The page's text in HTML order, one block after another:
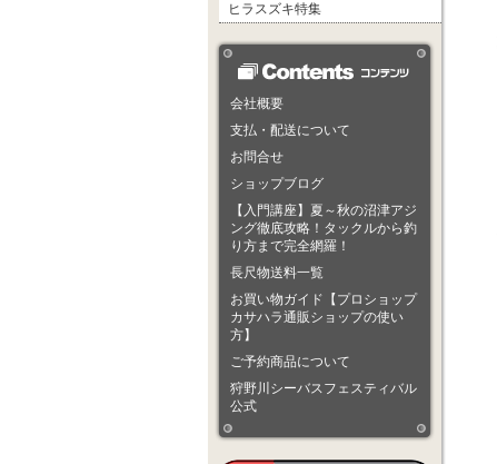
ヒラスズキ特集
会社概要
支払・配送について
お問合せ
ショップブログ
【入門講座】夏～秋の沼津アジ
ング徹底攻略！タックルから釣
り方まで完全網羅！
長尺物送料一覧
お買い物ガイド【プロショップ
カサハラ通販ショップの使い
方】
ご予約商品について
狩野川シーバスフェスティバル
公式